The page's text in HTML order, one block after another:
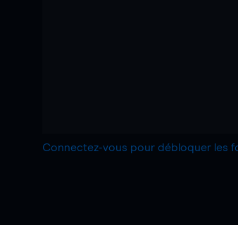
Connectez-vous pour débloquer les